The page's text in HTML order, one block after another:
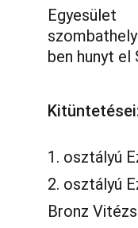
ben hunyt el
1. osztályú
2. osztályú
Bronz